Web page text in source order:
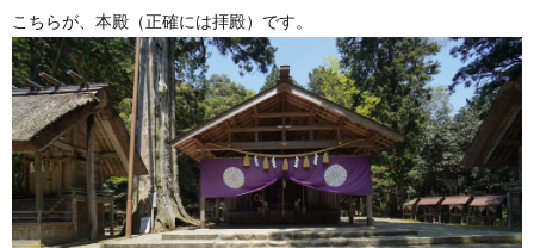
こちらが、本殿（正確には拝殿）です。